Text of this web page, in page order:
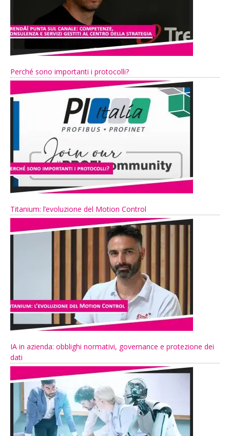
Perché sono importanti i protocolli?
Titanium: l’evoluzione del Motion Control
IA in azienda: obblighi normativi, governance e protezione dei
dati